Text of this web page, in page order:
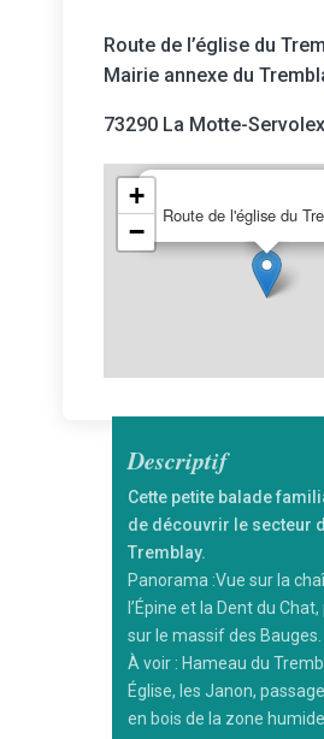
Route de l’église du
Mairie annexe du
73290 La Motte-Servolex
Route de l'église du
+
−
Descriptif
Cette petite balade
de découvrir le secteur
Tremblay.
Panorama :Vue sur la
l’Épine et la Dent du
sur le massif des Bauges.
À voir : Hameau du
Église, les Janon,
en bois de la zone humide.